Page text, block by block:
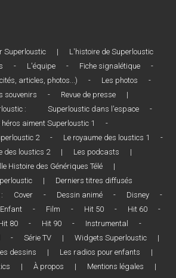
Superloustic |
L'histoire de Superloustic
- L'équipe - Fiche signalétique
-
articles, photos...)
- Les photos
-
souvenirs
- Revue de presse
|
:
Superloustic dans l'espace
-
héros aiment Superloustic 1
-
2
- Le royaume des loustics 1
-
des loustics 2
| Les podcasts
|
Histoire des Génériques Télé
|
|
Derniers titres diffusés
Cover - Dessin animé - Disney
-
Enfant - Film - Hit 50 - Hit 60
-
80 - Hit 90 - Instrumental
-
- Série TV | Widgets Superloustic
|
dessins | Les radios pour enfants
|
| À propos | Mentions légales
|